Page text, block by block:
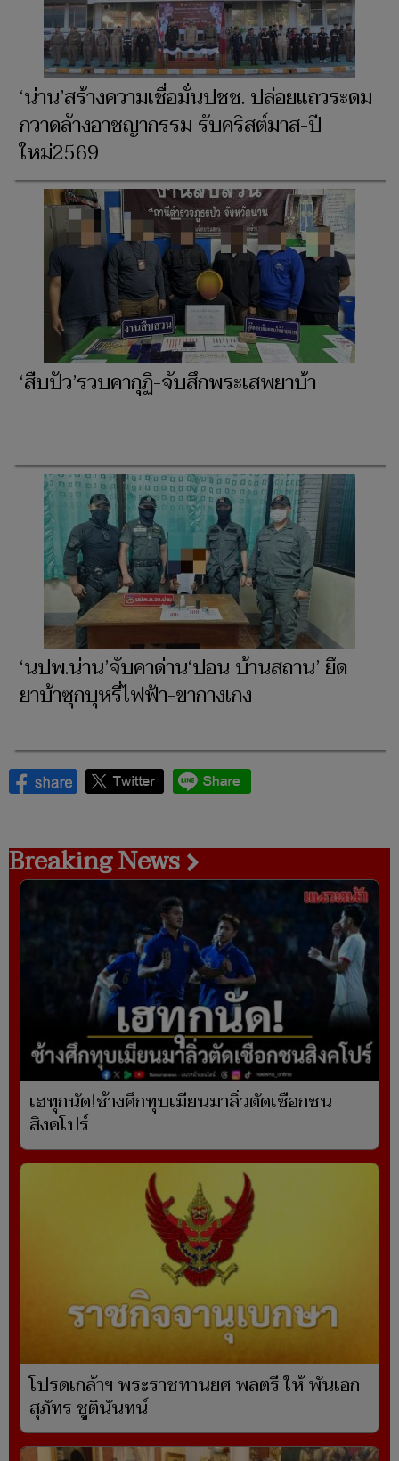
‘น่าน’สร้างความเชื่อมั่นปชช. ปล่อยแถวระดม
กวาดล้างอาชญากรรม รับคริสต์มาส-ปี
ใหม่2569
‘สืบปัว’รวบคากุฏิ-จับสึกพระเสพยาบ้า
‘นปพ.น่าน’จับคาด่าน‘ปอน บ้านสถาน’ ยึด
ยาบ้าซุกบุหรี่ไฟฟ้า-ขากางเกง
Breaking News
เฮทุกนัด!ช้างศึกทุบเมียนมาลิ่วตัดเชือกชน
สิงคโปร์
โปรดเกล้าฯ พระราชทานยศ พลตรี ให้ พันเอก
สุภัทร ชูตินันทน์